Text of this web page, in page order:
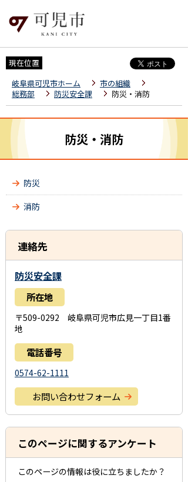
現在位置
岐阜県可児市ホーム
市の組織
総務部
防災安全課 防災・消防
防災・消防
防災
消防
連絡先
防災安全課
所在地
〒509-0292 岐阜県可児市広見一丁目1番
地
電話番号
0574-62-1111
お問い合わせフォーム
このページに関するアンケート
このページの情報は役に立ちましたか？